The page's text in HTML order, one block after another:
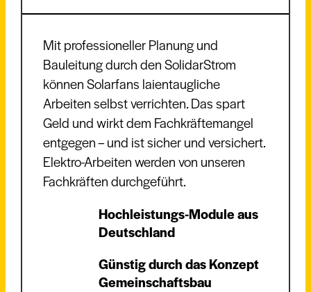
Mit professioneller Planung und
Bauleitung durch den SolidarStrom
können Solarfans laientaugliche
Arbeiten selbst verrichten. Das spart
Geld und wirkt dem Fachkräftemangel
entgegen – und ist sicher und versichert.
Elektro-Arbeiten werden von unseren
Fachkräften durchgeführt.
Hochleistungs-Module aus
Deutschland
Günstig durch das Konzept
Gemeinschaftsbau